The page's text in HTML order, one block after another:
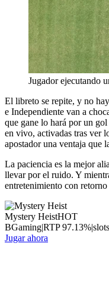
Jugador ejecutando
El libreto se repite, y no
e Independiente van a
que gane lo hará por un
en vivo, activadas tras ver
apostador una ventaja que
La paciencia es la mejor
llevar por el ruido. Y
entretenimiento con
Mystery HeistHOT
BGaming|RTP97.13%|slots
Jugar ahora